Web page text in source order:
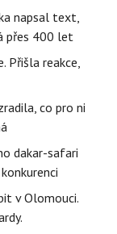
napsal text,
přes 400 let
Přišla reakce,
co pro ni
dakar-safari
v Olomouci.